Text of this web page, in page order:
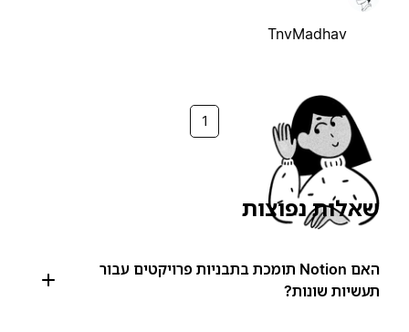
TnvMadhav
1
שאלות נפוצות
האם Notion תומכת בתבניות פרויקטים עבור
תעשיות שונות?